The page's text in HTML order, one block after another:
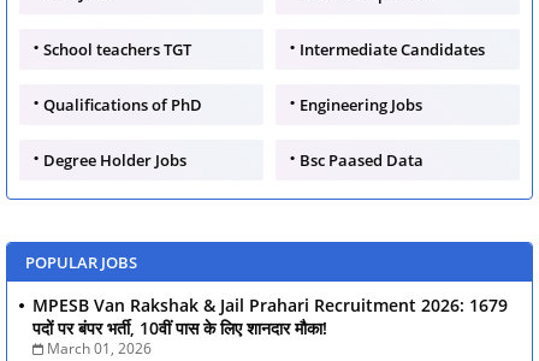
School teachers TGT Intermediate Candidates
Qualifications of PhD Engineering Jobs
Degree Holder Jobs Bsc Paased Data
POPULAR JOBS
MPESB Van Rakshak & Jail Prahari Recruitment 2026: 1679
पदों पर बंपर भर्ती, 10वीं पास के लिए शानदार मौका!
March 01, 2026